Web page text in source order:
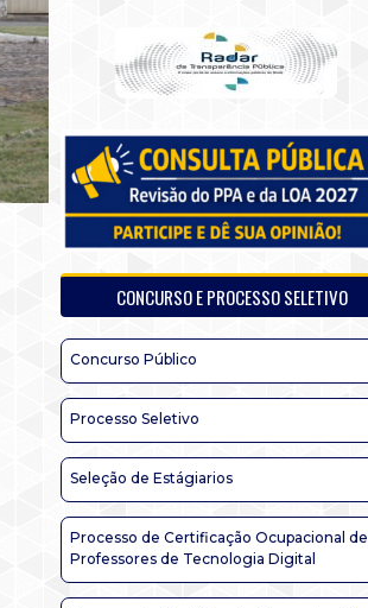
CONCURSO E PROCESSO SELETIVO
Concurso Público
Processo Seletivo
Seleção de Estágiarios
Processo de Certificação Ocupacional de
Professores de Tecnologia Digital